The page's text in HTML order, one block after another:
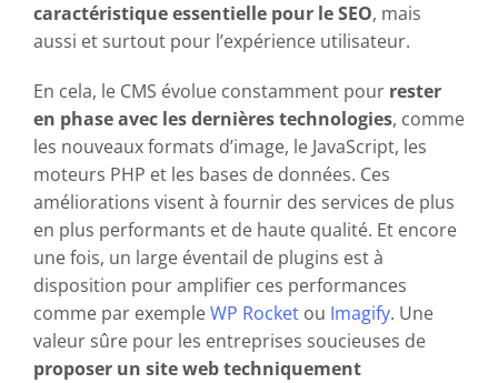
caractéristique essentielle pour le SEO, mais
aussi et surtout pour l’expérience utilisateur.
En cela, le CMS évolue constamment pour rester
en phase avec les dernières technologies, comme
les nouveaux formats d’image, le JavaScript, les
moteurs PHP et les bases de données. Ces
améliorations visent à fournir des services de plus
en plus performants et de haute qualité. Et encore
une fois, un large éventail de plugins est à
disposition pour amplifier ces performances
comme par exempleWP Rocketou Imagify. Une
valeur sûre pour les entreprises soucieuses de
proposer un site web techniquement